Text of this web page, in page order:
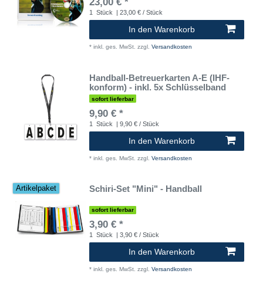
23,00 € *
1 Stück | 23,00 € / Stück
In den Warenkorb
* inkl. ges. MwSt. zzgl. Versandkosten
Handball-Betreuerkarten A-E (IHF-
konform) - inkl. 5x Schlüsselband
sofort lieferbar
9,90 € *
1 Stück | 9,90 € / Stück
In den Warenkorb
* inkl. ges. MwSt. zzgl. Versandkosten
Artikelpaket Schiri-Set "Mini" - Handball
sofort lieferbar
3,90 € *
1 Stück | 3,90 € / Stück
In den Warenkorb
* inkl. ges. MwSt. zzgl. Versandkosten